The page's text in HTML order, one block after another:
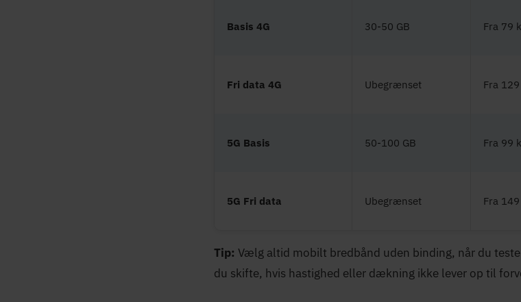
Basis 4G 30-50 GB Fra 79
Fri data 4G Ubegrænset Fra
5G Basis 50-100 GB Fra 99
5G Fri data Ubegrænset Fra
Tip: Vælg altid mobilt bredbånd uden binding, når du
du skifte, hvis hastighed eller dækning ikke lever op til